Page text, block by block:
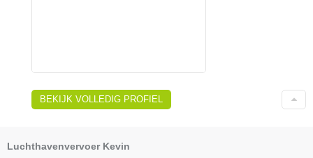
BEKIJK VOLLEDIG PROFIEL
Luchthavenvervoer Kevin